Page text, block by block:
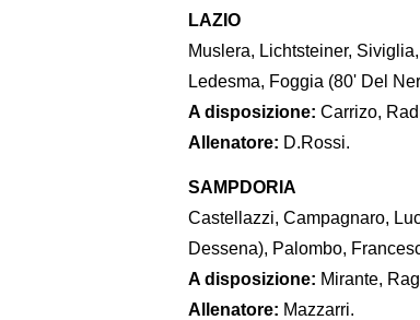
LAZIO
Muslera, Lichtsteiner,
Ledesma, Foggia (80' Del
A disposizione: Carrizo,
Allenatore: D.Rossi.
SAMPDORIA
Castellazzi, Campagnaro,
Dessena), Palombo,
A disposizione: Mirante,
Allenatore: Mazzarri.